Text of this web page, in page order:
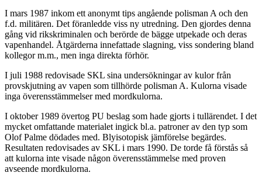
I mars 1987 inkom ett anonymt tips angående polisman A och den
f.d. militären. Det föranledde viss ny utredning. Den gjordes denna
gång vid rikskriminalen och berörde de bägge utpekade och deras
vapenhandel. Åtgärderna innefattade slagning, viss sondering bland
kollegor m.m., men inga direkta förhör.
I juli 1988 redovisade SKL sina undersökningar av kulor från
provskjutning av vapen som tillhörde polisman A. Kulorna visade
inga överensstämmelser med mordkulorna.
I oktober 1989 övertog PU beslag som hade gjorts i tullärendet. I det
mycket omfattande materialet ingick bl.a. patroner av den typ som
Olof Palme dödades med. Blyisotopisk jämförelse begärdes.
Resultaten redovisades av SKL i mars 1990. De torde få förstås så
att kulorna inte visade någon överensstämmelse med proven
avseende mordkulorna.